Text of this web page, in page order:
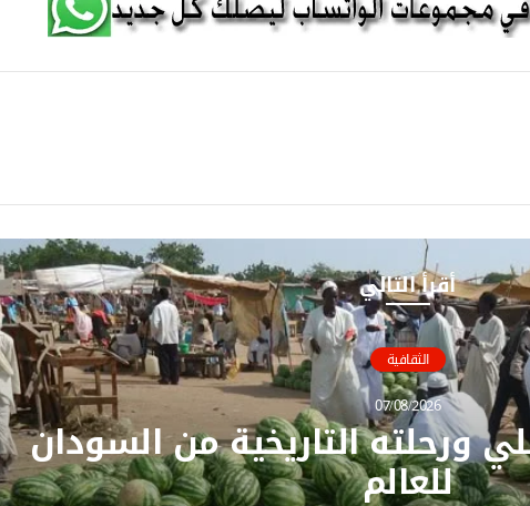
أقرأ التالي
الثقافية
07/08/2026
ورحلته التاريخية من السودان
للعالم